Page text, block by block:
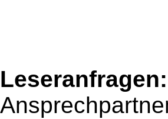
Leseranfragen: